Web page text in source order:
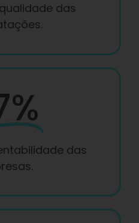
das
das